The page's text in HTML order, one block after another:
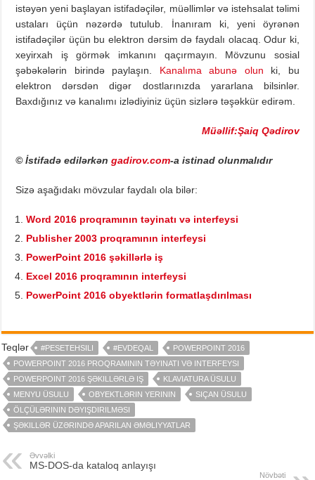
istəyən yeni başlayan istifadəçilər, müəllimlər və istehsalat təlimi
ustaları üçün nəzərdə tutulub. İnanıram ki, yeni öyrənən
istifadəçilər üçün bu elektron dərsim də faydalı olacaq. Odur ki,
xeyirxah iş görmək imkanını qaçırmayın. Mövzunu sosial
şəbəkələrin birində paylaşın. Kanalıma abunə olun ki, bu
elektron dərsdən digər dostlarınızda yararlana bilsinlər.
Baxdığınız və kanalımı izlədiyiniz üçün sizlərə təşəkkür edirəm.
Müəllif:Şaiq Qədirov
© İstifadə edilərkəngadirov.com-a istinad olunmalıdır
Sizə aşağıdakı mövzular faydalı ola bilər:
Word 2016 proqramının təyinatı və interfeysi
Publisher 2003 proqramının interfeysi
PowerPoint 2016 şəkillərlə iş
Excel 2016 proqramının interfeysi
PowerPoint 2016 obyektlərin formatlaşdırılması
Teqlər #PESETEHSILI #EVDEQAL
POWERPOINT 2016
POWERPOINT 2016 PROQRAMININ TƏYINATI VƏ INTERFEYSI
POWERPOINT 2016 ŞƏKILLƏRLƏ IŞ
KLAVIATURA ÜSULU
MENYU ÜSULU
OBYEKTLƏRIN YERININ
SIÇAN ÜSULU
ÖLÇÜLƏRININ DƏYIŞDIRILMƏSI
ŞƏKILLƏR ÜZƏRINDƏ APARILAN ƏMƏLIYYATLAR
Əvvəlki
MS-DOS-da kataloq anlayışı
Növbəti